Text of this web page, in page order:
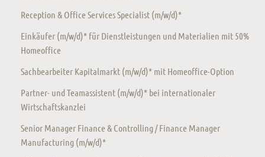
Reception & Office Services Specialist (m/w/d)*
Einkäufer (m/w/d)* für Dienstleistungen und Materialien mit 50%
Homeoffice
Sachbearbeiter Kapitalmarkt (m/w/d)* mit Homeoffice-Option
Partner- und Teamassistent (m/w/d)* bei internationaler
Wirtschaftskanzlei
Senior Manager Finance & Controlling / Finance Manager
Manufacturing (m/w/d)*